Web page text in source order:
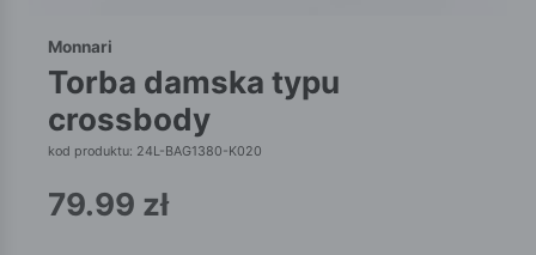
Monnari
torba damska typu
crossbody
kod produktu: 24L-BAG1380-K020
79.99 zł